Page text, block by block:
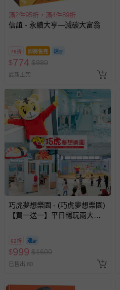
滿2件95折，滿4件89折
信誼 - 永續大亨—減碳大富翁
79折 即將售完
$774 $980
最新上架
巧虎夢想樂園 - (巧虎夢想樂園)
【買一送一】平日暢玩兩大一
換，贈送券現場領取)-效期至
2026/10/16 正券逾期視同現金
券使用
62折
$999 $1600
已售出 80